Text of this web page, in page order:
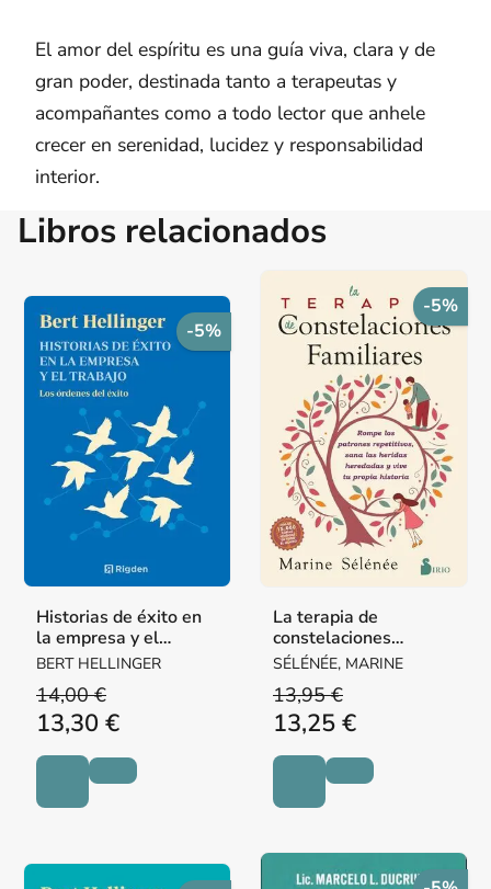
El amor del espíritu es una guía viva, clara y de
gran poder, destinada tanto a terapeutas y
acompañantes como a todo lector que anhele
crecer en serenidad, lucidez y responsabilidad
interior.
Libros relacionados
-5%
Historias de éxito en
la empresa y el
trabajo
BERT HELLINGER
14,00 €
13,30 €
-5%
La terapia de
constelaciones
familiares
SÉLÉNÉE, MARINE
13,95 €
13,25 €